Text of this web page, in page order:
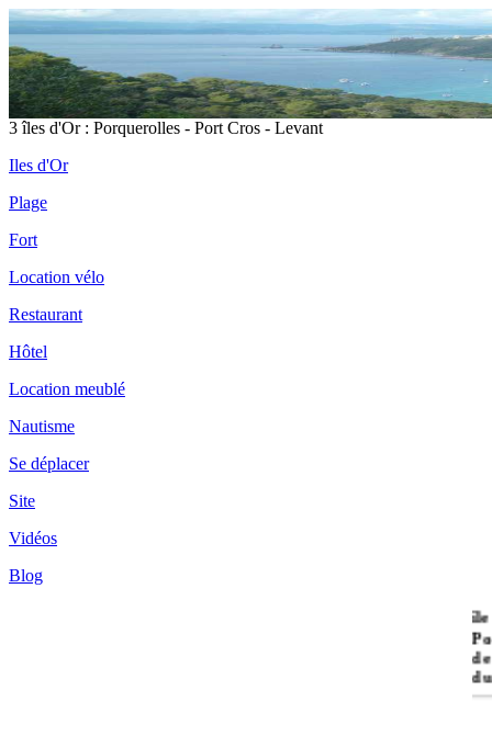
3 îles d'Or : Porquerolles - Port Cros - Levant
Iles d'Or
Plage
Fort
Location vélo
Restaurant
Hôtel
Location meublé
Nautisme
Se déplacer
Site
Vidéos
Blog
île